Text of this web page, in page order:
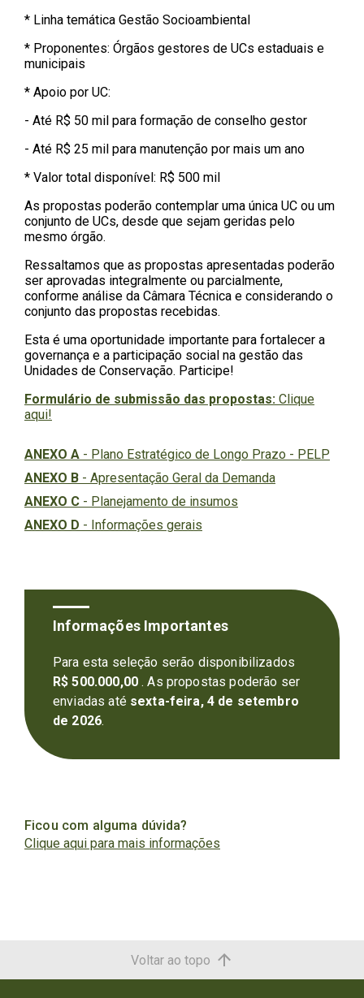
* Linha temática Gestão Socioambiental
* Proponentes: Órgãos gestores de UCs estaduais e
municipais
* Apoio por UC:
- Até R$ 50 mil para formação de conselho gestor
- Até R$ 25 mil para manutenção por mais um ano
* Valor total disponível: R$ 500 mil
As propostas poderão contemplar uma única UC ou um
conjunto de UCs, desde que sejam geridas pelo
mesmo órgão.
Ressaltamos que as propostas apresentadas poderão
ser aprovadas integralmente ou parcialmente,
conforme análise da Câmara Técnica e considerando o
conjunto das propostas recebidas.
Esta é uma oportunidade importante para fortalecer a
governança e a participação social na gestão das
Unidades de Conservação. Participe!
Formulário de submissão das propostas: Clique
aqui!
ANEXO A - Plano Estratégico de Longo Prazo - PELP
ANEXO B - Apresentação Geral da Demanda
ANEXO C - Planejamento de insumos
ANEXO D - Informações gerais
Informações Importantes
Para esta seleção serão disponibilizados
R$ 500.000,00 . As propostas poderão ser
enviadas até sexta-feira, 4 de setembro
de 2026.
Ficou com alguma dúvida?
Clique aqui para mais informações
Voltar ao topo